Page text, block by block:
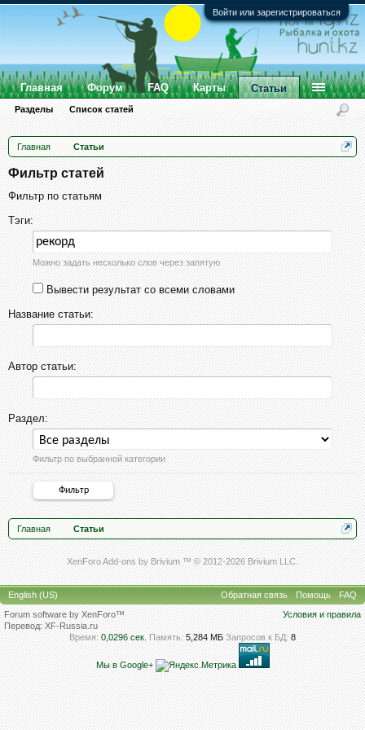
Войти или зарегистрироваться
Главная Статьи
Фильтр статей
Фильтр по статьям
Тэги:
Можно задать несколько слов через запятую
Вывести результат со всеми словами
Название статьи:
Автор статьи:
Раздел:
Фильтр по выбранной категории
Главная Статьи
XenForo Add-ons by Brivium ™ © 2012-2026 Brivium LLC.
Главная Форум FAQ Карты Статьи
Разделы Список статей
English (US) Обратная связь Помощь
FAQ
Условия и правила
Forum software by XenForo™
Перевод:XF-Russia.ru
Время: 0,0296 сек. Память: 5,284 МБ Запросов к БД: 8
Мы в Google+